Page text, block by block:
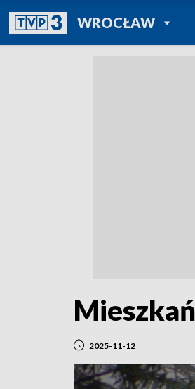
WROCŁAWPOWRÓT DO
TVP REGIONY
2025-11-12